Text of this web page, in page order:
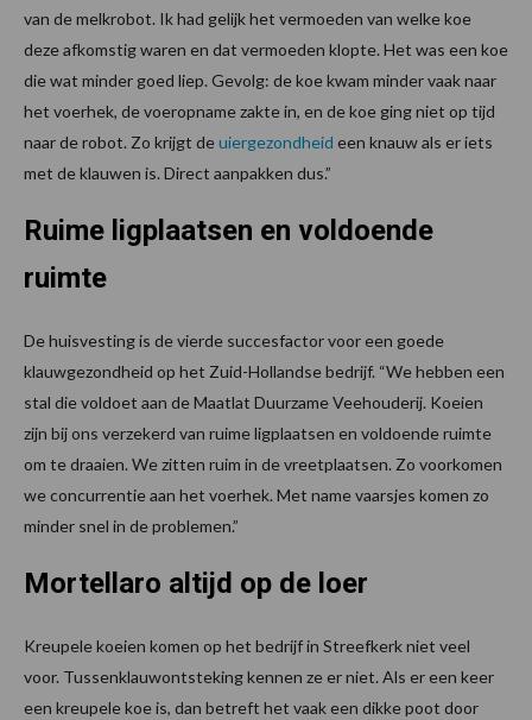
van de melkrobot. Ik had gelijk het vermoeden van welke koe
deze afkomstig waren en dat vermoeden klopte. Het was een koe
die wat minder goed liep. Gevolg: de koe kwam minder vaak naar
het voerhek, de voeropname zakte in, en de koe ging niet op tijd
naar de robot. Zo krijgt deuiergezondheid een knauw als er iets
met de klauwen is. Direct aanpakken dus.”
Ruime ligplaatsen en voldoende
ruimte
De huisvesting is de vierde succesfactor voor een goede
klauwgezondheid op het Zuid-Hollandse bedrijf. “We hebben een
stal die voldoet aan de Maatlat Duurzame Veehouderij. Koeien
zijn bij ons verzekerd van ruime ligplaatsen en voldoende ruimte
om te draaien. We zitten ruim in de vreetplaatsen. Zo voorkomen
we concurrentie aan het voerhek. Met name vaarsjes komen zo
minder snel in de problemen.”
Mortellaro altijd op de loer
Kreupele koeien komen op het bedrijf in Streefkerk niet veel
voor. Tussenklauwontsteking kennen ze er niet. Als er een keer
een kreupele koe is, dan betreft het vaak een dikke poot door